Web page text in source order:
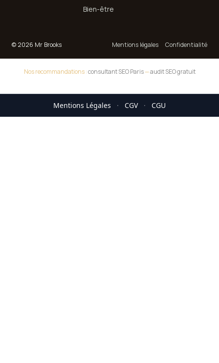
Bien-être
© 2026 Mr Brooks Mentions légales Confidentialité
Nos recommandations :consultant SEO Paris—audit SEO gratuit
Mentions Légales · CGV · CGU